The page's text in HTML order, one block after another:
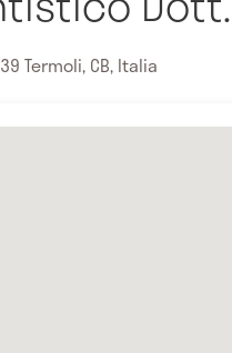
Termoli, CB, Italia